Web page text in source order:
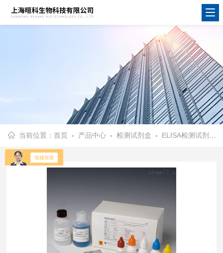
当前位置：首页 - 产品中心 -检测试剂盒 - ELISA检测试剂盒